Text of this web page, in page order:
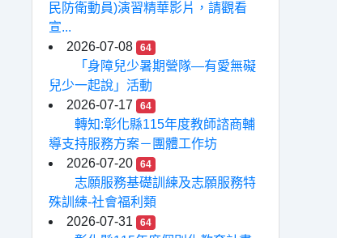
民防衛動員)演習精華影片，請觀看
宣...
2026-07-08
64
「身障兒少暑期營隊—有愛無礙
兒少一起說」活動
2026-07-17
64
轉知:彰化縣115年度教師諮商輔
導支持服務方案－團體工作坊
2026-07-20
64
志願服務基礎訓練及志願服務特
殊訓練-社會福利類
2026-07-31
64